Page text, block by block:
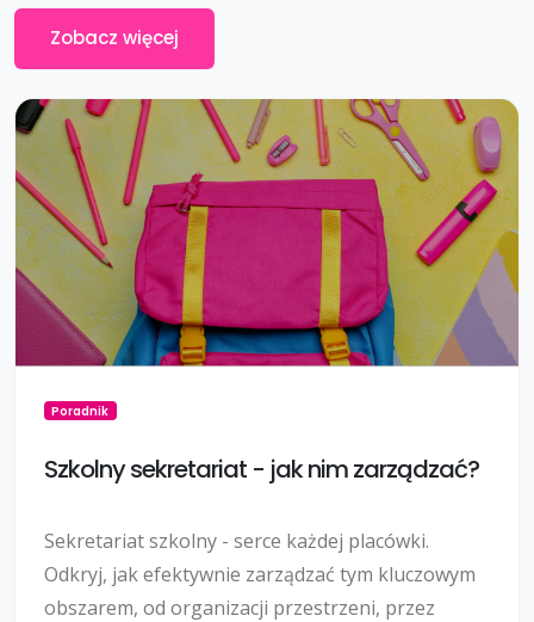
Zobacz więcej
Poradnik
Szkolny sekretariat - jak nim zarządzać?
Sekretariat szkolny - serce każdej placówki.
Odkryj, jak efektywnie zarządzać tym kluczowym
obszarem, od organizacji przestrzeni, przez